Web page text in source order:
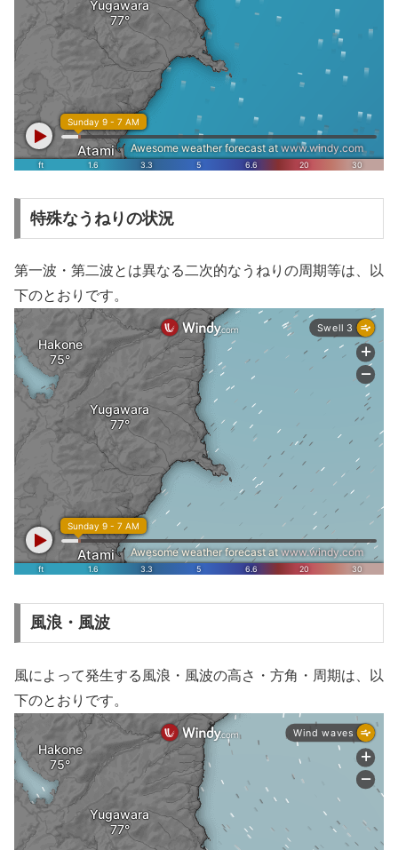
特殊なうねりの状況
第一波・第二波とは異なる二次的なうねりの周期等は、以
下のとおりです。
風浪・風波
風によって発生する風浪・風波の高さ・方角・周期は、以
下のとおりです。